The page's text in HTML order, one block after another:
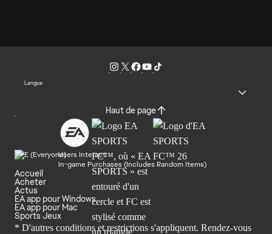
Langue
Haut de page
Users Interact
In-game Purchases (Includes Random Items)
Accueil
Acheter
Actus
EA app pour Windows
EA app pour Mac
Sports Jeux
* D'autres conditions et restrictions s'appliquent. Rendez-vous